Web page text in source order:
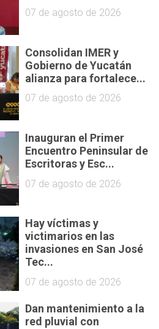
07 de agosto de 2026
Consolidan IMER y
Gobierno de Yucatán
alianza para fortalece...
07 de agosto de 2026
Inauguran el Primer
Encuentro Peninsular de
Escritoras y Esc...
07 de agosto de 2026
Hay víctimas y
victimarios en las
invasiones en San José
Tec...
07 de agosto de 2026
Dan mantenimiento a la
red pluvial con